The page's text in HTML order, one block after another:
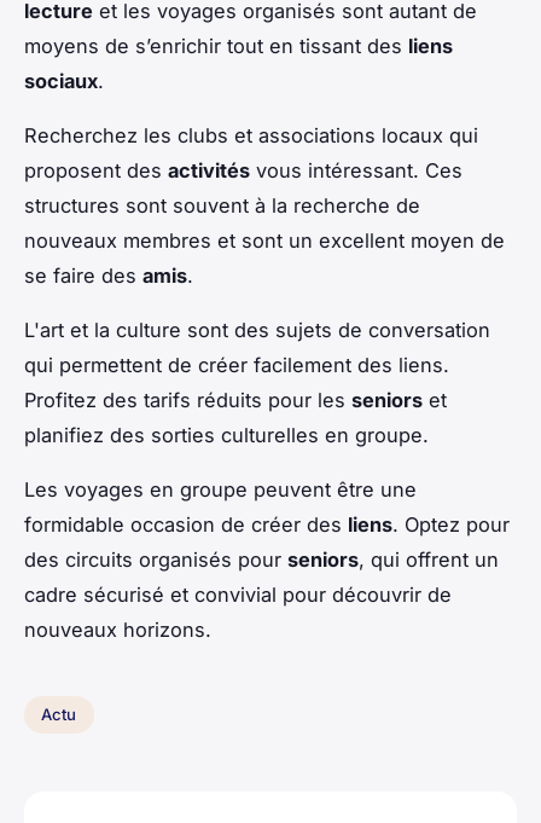
lecture et les voyages organisés sont autant de
moyens de s’enrichir tout en tissant des liens
sociaux.
Recherchez les clubs et associations locaux qui
proposent des activités vous intéressant. Ces
structures sont souvent à la recherche de
nouveaux membres et sont un excellent moyen de
se faire des amis.
L'art et la culture sont des sujets de conversation
qui permettent de créer facilement des liens.
Profitez des tarifs réduits pour les seniors et
planifiez des sorties culturelles en groupe.
Les voyages en groupe peuvent être une
formidable occasion de créer des liens. Optez pour
des circuits organisés pour seniors, qui offrent un
cadre sécurisé et convivial pour découvrir de
nouveaux horizons.
Actu